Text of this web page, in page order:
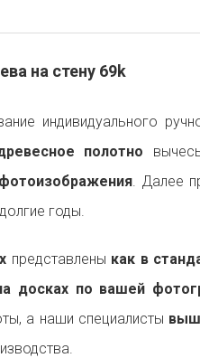
на стену 69k
индивидуального
полотно
. Далее
годы.
представлены как в
досках по вашей
а наши специалисты